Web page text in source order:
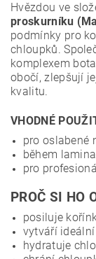
Hvězdou ve
proskurníku
podmínky pro
chloupků.
komplexem
obočí, zlepšují
kvalitu.
VHODNÉ
pro oslabené
během
pro
PROČ SI HO
posiluje
vytváří
hydratuje